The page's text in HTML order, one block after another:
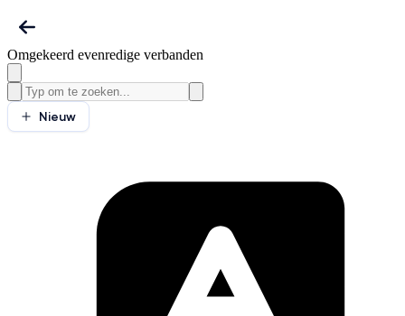
Omgekeerd evenredige verbanden
Nieuw